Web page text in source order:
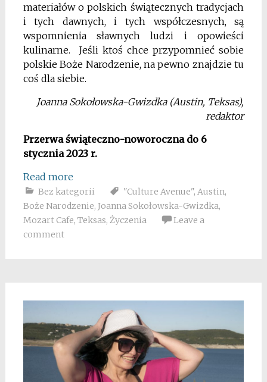
materiałów o polskich świątecznych tradycjach
i tych dawnych, i tych współczesnych, są
wspomnienia sławnych ludzi i opowieści
kulinarne. Jeśli ktoś chce przypomnieć sobie
polskie Boże Narodzenie, na pewno znajdzie tu
coś dla siebie.
Joanna Sokołowska-Gwizdka (Austin, Teksas),
redaktor
Przerwa świąteczno-noworoczna do 6
stycznia 2023 r.
Read more
Bez kategorii "Culture Avenue", Austin,
Boże Narodzenie, Joanna Sokołowska-Gwizdka,
Mozart Cafe, Teksas, Życzenia
Leave a
comment